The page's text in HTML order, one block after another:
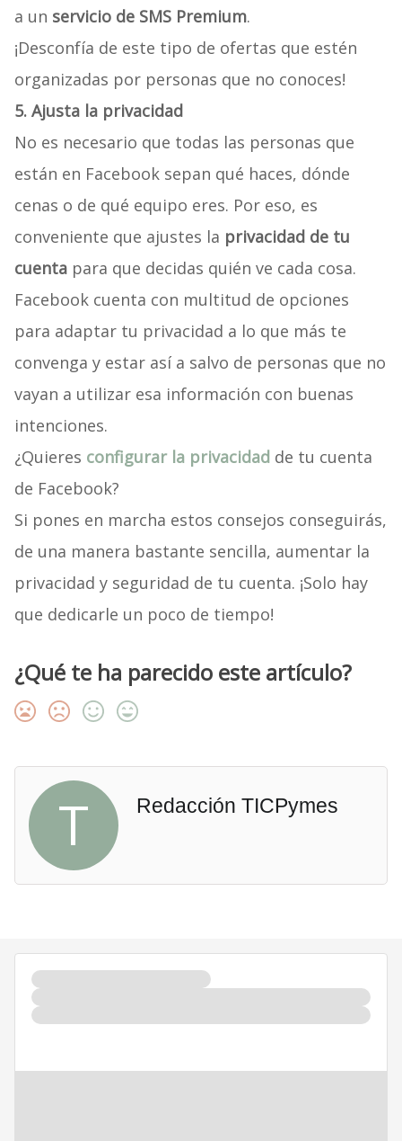
a un servicio de SMS Premium.
¡Desconfía de este tipo de ofertas que estén
organizadas por personas que no conoces!
5. Ajusta la privacidad
No es necesario que todas las personas que
están en Facebook sepan qué haces, dónde
cenas o de qué equipo eres. Por eso, es
conveniente que ajustes la privacidad de tu
cuentapara que decidas quién ve cada cosa.
Facebook cuenta con multitud de opciones
para adaptar tu privacidad a lo que más te
convenga y estar así a salvo de personas que no
vayan a utilizar esa información con buenas
intenciones.
¿Quieres configurar la privacidadde tu cuenta
de Facebook?
Si pones en marcha estos consejos conseguirás,
de una manera bastante sencilla, aumentar la
privacidad y seguridad de tu cuenta. ¡Solo hay
que dedicarle un poco de tiempo!
¿Qué te ha parecido este artículo?
T Redacción TICPymes